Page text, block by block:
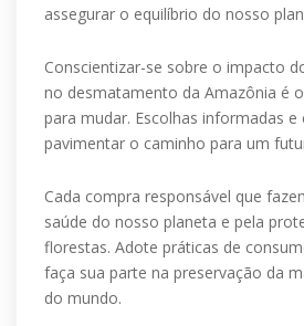
assegurar o equilíbrio do nosso
Conscientizar-se sobre o impacto
no desmatamento da Amazônia é
para mudar. Escolhas informadas
pavimentar o caminho para um
Cada compra responsável que
saúde do nosso planeta e pela
florestas. Adote práticas de
faça sua parte na preservação da
do mundo.